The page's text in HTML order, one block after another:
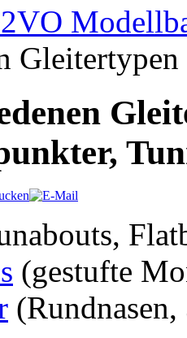
Gleitertypen
(gestufte